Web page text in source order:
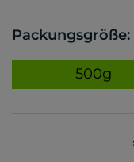
Packungsgröße:
500g